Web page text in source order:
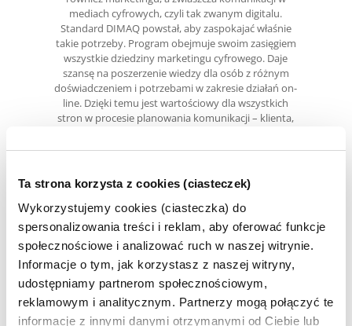
Ta strona korzysta z cookies (ciasteczek)
Wykorzystujemy cookies (ciasteczka) do
spersonalizowania treści i reklam, aby oferować funkcje
społecznościowe i analizować ruch w naszej witrynie.
Informacje o tym, jak korzystasz z naszej witryny,
udostępniamy partnerom społecznościowym,
reklamowym i analitycznym. Partnerzy mogą połączyć te
informacje z innymi danymi otrzymanymi od Ciebie lub
mediach cyfrowych, czyli tak zwanym digitalu.
Standard DIMAQ powstał, aby zaspokajać właśnie
takie potrzeby. Program obejmuje swoim zasięgiem
wszystkie dziedziny marketingu cyfrowego. Daje
szansę na poszerzenie wiedzy dla osób z różnym
doświadczeniem i potrzebami w zakresie działań on-
line. Dzięki temu jest wartościowy dla wszystkich
stron w procesie planowania komunikacji – klienta,
pytania egzaminacyjne rozwijają się wraz z
Dodatkowo, system punktów recertyfikacyjnych
sprawia, że posiadacz DIMAQ na bieżąco rozwija
swoją wiedzę. Ponadto, DIMAQ ma jeszcze jedną
zaletę. Wprowadza jeden standard pojęciowy. Dzięki
temu komunikacja pomiędzy klientem, agencją i
wydawcą staje się dużo bardziej klarowna i szybsza.
Zachęcam do poszerzenia swoich kompetencji
digitalowych poprzez uzyskanie certyfikatu DIMAQ.
Bartłomiej Popławski